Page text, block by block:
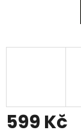
599 Kč